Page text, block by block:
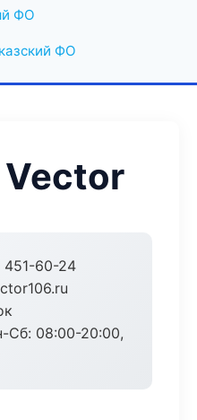
ФО
ФО
451-60-24
Сб: 08:00-20:00,